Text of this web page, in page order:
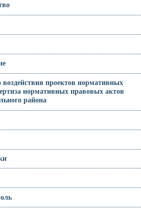
проектов нормативных
нормативных правовых актов
района